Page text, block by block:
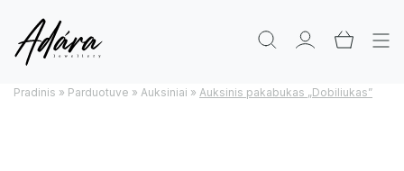
Pradinis » Parduotuve » Auksiniai » Auksinis pakabukas „Dobiliukas”